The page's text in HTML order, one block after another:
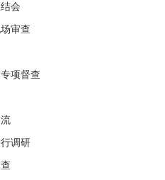
会
审查
项督查
调研